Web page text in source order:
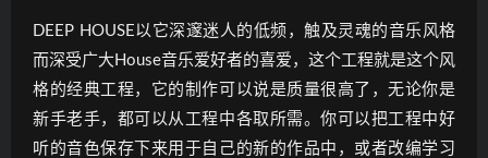
DEEP HOUSE以它深邃迷人的低频，触及灵魂的音乐风格
而深受广大House音乐爱好者的喜爱，这个工程就是这个风
格的经典工程，它的制作可以说是质量很高了，无论你是
新手老手，都可以从工程中各取所需。你可以把工程中好
听的音色保存下来用于自己的新的作品中，或者改编学习